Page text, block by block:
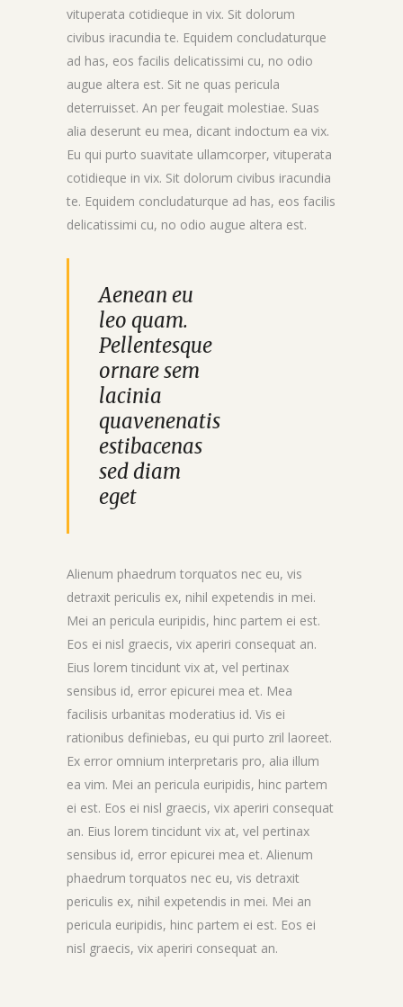
vituperata cotidieque in vix. Sit dolorum
civibus iracundia te. Equidem concludaturque
ad has, eos facilis delicatissimi cu, no odio
augue altera est. Sit ne quas pericula
deterruisset. An per feugait molestiae. Suas
alia deserunt eu mea, dicant indoctum ea vix.
Eu qui purto suavitate ullamcorper, vituperata
cotidieque in vix. Sit dolorum civibus iracundia
te. Equidem concludaturque ad has, eos facilis
delicatissimi cu, no odio augue altera est.
Aenean eu
leo quam.
Pellentesque
ornare sem
lacinia
quavenenatis
estibacenas
sed diam
eget
Alienum phaedrum torquatos nec eu, vis
detraxit periculis ex, nihil expetendis in mei.
Mei an pericula euripidis, hinc partem ei est.
Eos ei nisl graecis, vix aperiri consequat an.
Eius lorem tincidunt vix at, vel pertinax
sensibus id, error epicurei mea et. Mea
facilisis urbanitas moderatius id. Vis ei
rationibus definiebas, eu qui purto zril laoreet.
Ex error omnium interpretaris pro, alia illum
ea vim. Mei an pericula euripidis, hinc partem
ei est. Eos ei nisl graecis, vix aperiri consequat
an. Eius lorem tincidunt vix at, vel pertinax
sensibus id, error epicurei mea et. Alienum
phaedrum torquatos nec eu, vis detraxit
periculis ex, nihil expetendis in mei. Mei an
pericula euripidis, hinc partem ei est. Eos ei
nisl graecis, vix aperiri consequat an.